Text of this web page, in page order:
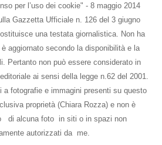
per l’uso dei cookie" - 8 maggio 2014
Gazzetta Ufficiale n. 126 del 3 giugno
una testata giornalistica. Non ha
aggiornato secondo la disponibilità e la
Pertanto non può essere considerato in
ai sensi della legge n.62 del 2001.
fotografie e immagini presenti su questo
proprietà (Chiara Rozza) e non è
di alcuna foto in siti o in spazi non
autorizzati da me.